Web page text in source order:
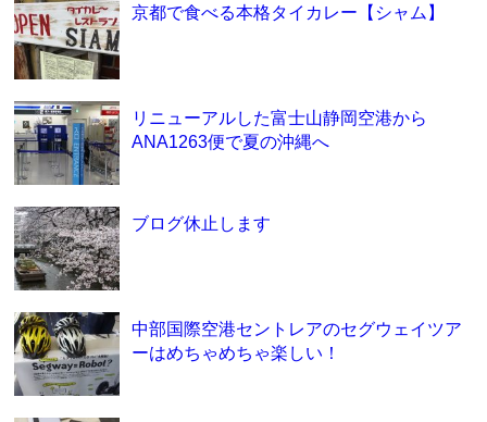
京都で食べる本格タイカレー【シャム】
リニューアルした富士山静岡空港から
ANA1263便で夏の沖縄へ
ブログ休止します
中部国際空港セントレアのセグウェイツア
ーはめちゃめちゃ楽しい！